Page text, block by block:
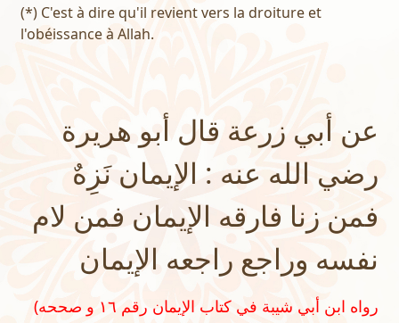
(*) C'est à dire qu'il revient vers la droiture et
l'obéissance à Allah.
عن أبي زرعة قال أبو هريرة
رضي الله عنه : الإيمان نَزِهٌ
فمن زنا فارقه الإيمان فمن لام
نفسه وراجع راجعه الإيمان
(رواه ابن أبي شيبة في كتاب الإيمان رقم ١٦ و صححه